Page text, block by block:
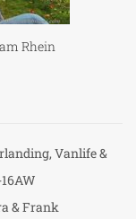
Rhein
Vanlife &
& Frank